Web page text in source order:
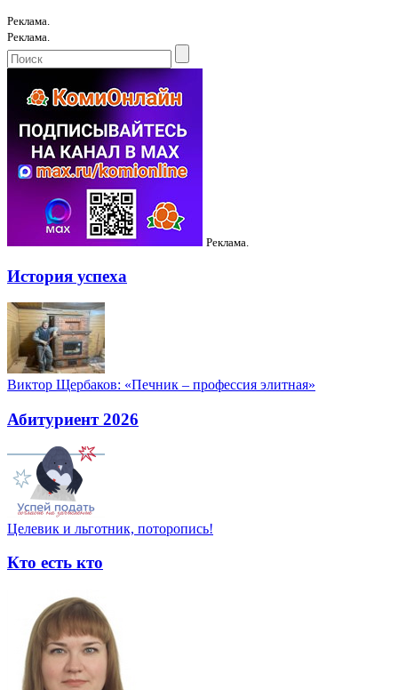
Реклама.
Реклама.
Реклама.
История успеха
Виктор Щербаков: «Печник – профессия элитная»
Абитуриент 2026
Целевик и льготник, поторопись!
Кто есть кто